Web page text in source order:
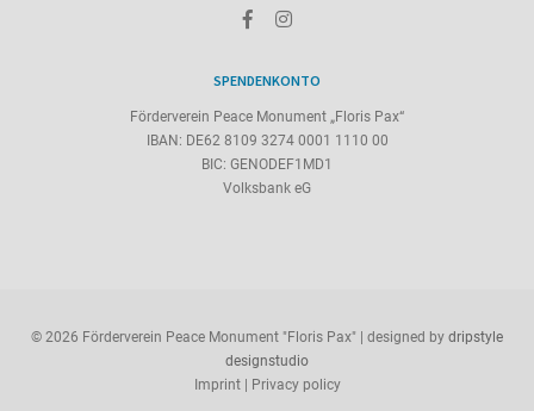
SPENDENKONTO
Förderverein Peace Monument „Floris Pax“
IBAN: DE62 8109 3274 0001 1110 00
BIC: GENODEF1MD1
Volksbank eG
© 2026 Förderverein Peace Monument "Floris Pax" | designed by dripstyle
designstudio
Imprint| Privacy policy